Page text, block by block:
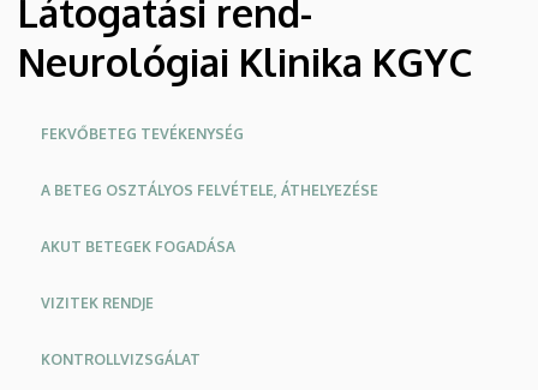
KLINIKAI
Látogatási rend-
Neurológiai Klinika KGYC
Oldalmenü
FEKVŐBETEG TEVÉKENYSÉG
A BETEG OSZTÁLYOS FELVÉTELE, ÁTHELYEZÉSE
AKUT BETEGEK FOGADÁSA
VIZITEK RENDJE
KONTROLLVIZSGÁLAT